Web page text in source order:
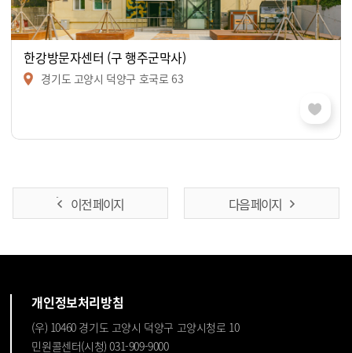
한강방문자센터 (구 행주군막사)
경기도 고양시 덕양구 호국로 63
이전 페이지 다음 페이지
개인정보처리방침
(우) 10460 경기도 고양시 덕양구 고양시청로 10
민원콜센터(시청) 031-909-9000